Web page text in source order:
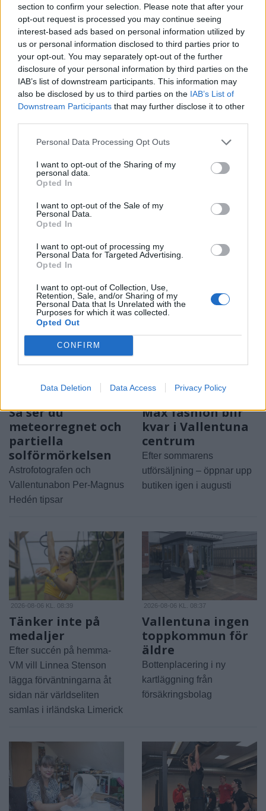
section to confirm your selection. Please note that after your
opt-out request is processed you may continue seeing
interest-based ads based on personal information utilized by
us or personal information disclosed to third parties prior to
your opt-out. You may separately opt-out of the further
disclosure of your personal information by third parties on the
IAB’s list of downstream participants. This information may
also be disclosed by us to third parties on the IAB’s List of
Downstream Participants that may further disclose it to other
Personal Data Processing Opt Outs
I want to opt-out of the Sharing of my
personal data.
Opted In
I want to opt-out of the Sale of my
Personal Data.
Opted In
I want to opt-out of processing my
Personal Data for Targeted Advertising.
Opted In
I want to opt-out of Collection, Use,
Retention, Sale, and/or Sharing of my
Personal Data that Is Unrelated with the
Purposes for which it was collected.
Opted Out
CONFIRM
Data Deletion Data Access Privacy Policy
Sörgården – Vänsterpartiets starkaste fäste i kommunen
Så ser du
meteorregnet och
partiella
solförmörkelsen
Astrofotografen och
Vallentunabon Per-Magnus
Hedén tipsar
Max fashion blir
kvar i Vallentuna
centrum
Efter sommarens
utförsäljning – öppnar upp
butiken igen i augusti
2026-08-06 KL. 08:39
Tänker inte på
medaljer
Efter succén på hemma-
VM vill Linnea Stenson
lägga förväntningarna åt
sidan när världseliten
samlas i irländska Limerick
2026-08-06 KL. 08:37
Vallentuna ingen
toppkommun för
äldre
Bottenplacering i ny
kartläggning från
försäkringsbolag